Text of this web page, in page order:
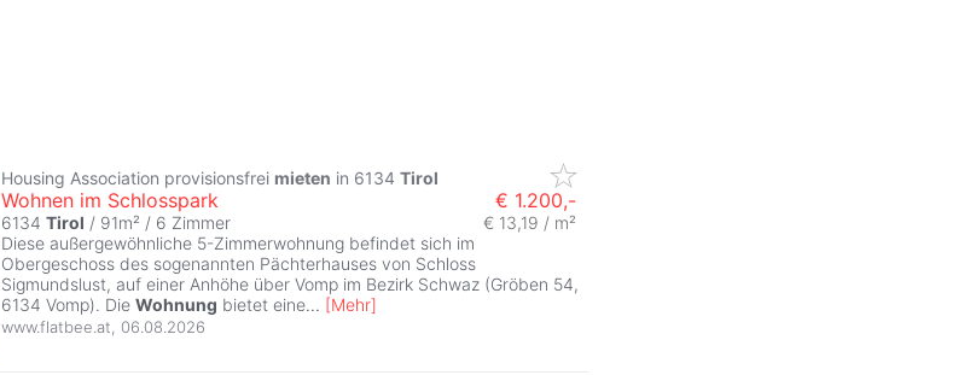
Housing Association provisionsfrei mieten in 6134 Tirol
Wohnen im Schlosspark € 1.200,-
6134 Tirol / 91m² / 6 Zimmer
€ 13,19 / m²
Diese außergewöhnliche 5-Zimmerwohnung befindet sich im
Obergeschoss des sogenannten Pächterhauses von Schloss
Sigmundslust, auf einer Anhöhe über Vomp im Bezirk Schwaz (Gröben 54,
6134 Vomp). Die Wohnung bietet eine... [Mehr]
www.flatbee.at, 06.08.2026